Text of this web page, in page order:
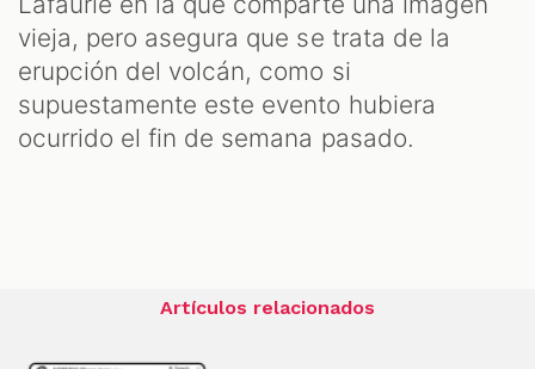
vieja, pero asegura que se trata de la
erupción del volcán, como si
supuestamente este evento hubiera
ocurrido el fin de semana pasado.
Artículos relacionados